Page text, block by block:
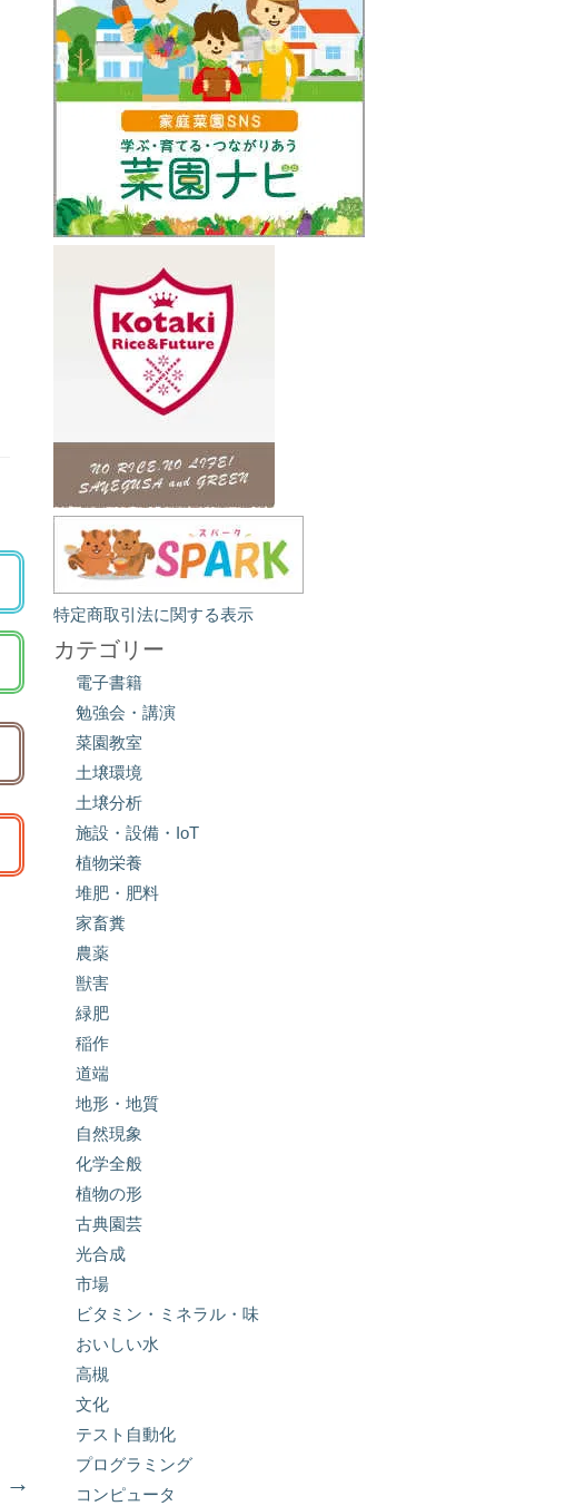
→
特定商取引法に関する表示
カテゴリー
電子書籍
勉強会・講演
菜園教室
土壌環境
土壌分析
施設・設備・IoT
植物栄養
堆肥・肥料
家畜糞
農薬
獣害
緑肥
稲作
道端
地形・地質
自然現象
化学全般
植物の形
古典園芸
光合成
市場
ビタミン・ミネラル・味
おいしい水
高槻
文化
テスト自動化
プログラミング
コンピュータ